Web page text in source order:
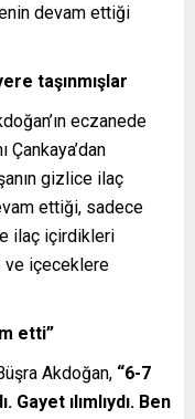
devam ettiği
taşınmışlar
eczanede
Çankaya’dan
gizlice ilaç
ettiği, sadece
ilaç içirdikleri
ve içeceklere
etti”
Akdoğan, “6-7
ılımlıydı. Ben